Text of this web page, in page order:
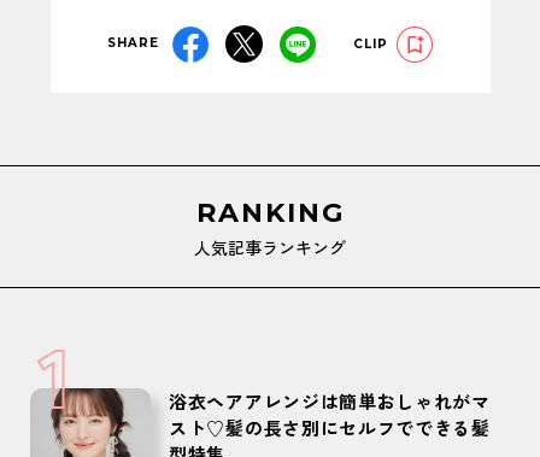
SHARE CLIP
RANKING
人気記事ランキング
1
浴衣ヘアアレンジは簡単おしゃれがマ
スト♡髪の長さ別にセルフでできる髪